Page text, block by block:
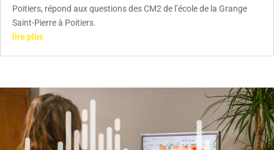
Poitiers, répond aux questions des CM2 de l’école de la Grange
Saint-Pierre à Poitiers.
lire plus